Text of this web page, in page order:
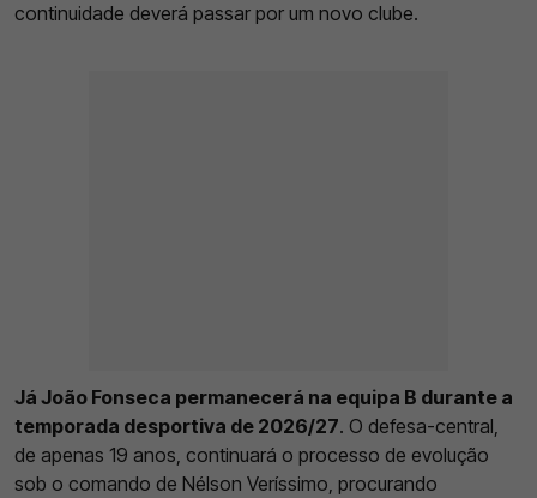
continuidade deverá passar por um novo clube.
Já João Fonseca permanecerá na equipa B durante a
temporada desportiva de 2026/27. O defesa-central,
de apenas 19 anos, continuará o processo de evolução
sob o comando de Nélson Veríssimo, procurando